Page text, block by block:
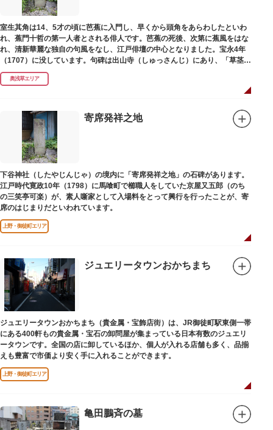
室生其角は14、5才の頃に芭蕉に入門し、早くから頭角をあらわしたといわ
れ、蕉門十哲の第一人者とされる俳人です。芭蕉の死後、次第に蕉風をはな
れ、清新華麗な独自の句風をなし、江戸俳壇の中心となりました。宝永4年
（1707）に没しています。句碑は出山寺（しゅっさんじ）にあり、「草茎を
つつむ葉もなき 雲間哉」と刻まれています。
奥浅草エリア
寄席発祥之地
下谷神社（したやじんじゃ）の境内に「寄席発祥之地」の石碑があります。
江戸時代寛政10年（1798）に馬喰町で櫛職人をしていた京屋又五郎（のち
の三笑亭可楽）が、素人噺家として入場料をとって興行を行ったことが、寄
席のはじまりだといわれています。
上野・御徒町エリア
ジュエリータウンおかちまち
ジュエリータウンおかちまち（貴金属・宝飾店街）は、JR御徒町駅東側一帯
にある400軒もの貴金属・宝石の卸問屋が集まっている日本有数のジュエリ
ータウンです。全国の店に卸しているほか、個人が入れる店舗も多く、品揃
えも豊富で市価より安く手に入れることができます。
上野・御徒町エリア
亀田鵬斉の墓